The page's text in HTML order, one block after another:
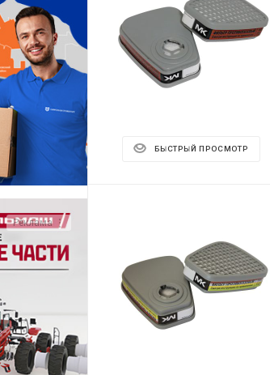
БЫСТРЫЙ ПРОСМОТР
Реклама ⋮